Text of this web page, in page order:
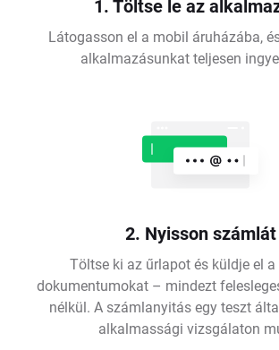
1. Töltse le az
Látogasson el a mobil áruházába,
alkalmazásunkat teljesen
2. Nyisson számlát
Töltse ki az űrlapot és küldje el a
dokumentumokat – mindezt
nélkül. A számlanyitás egy teszt
alkalmassági vizsgálaton